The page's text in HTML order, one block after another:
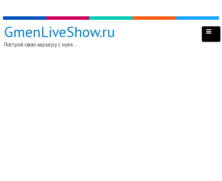
GmenLiveShow.ru
Построй свою карьеру с нуля...